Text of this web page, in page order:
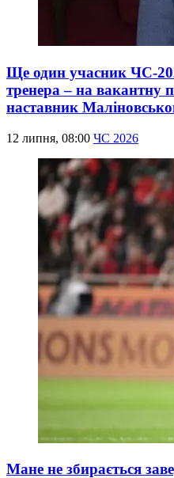
Ще один учасник ЧС-
тренера – на вакантну
наставник
12 липня, 08:00 ЧС 2026
Мане не збирається